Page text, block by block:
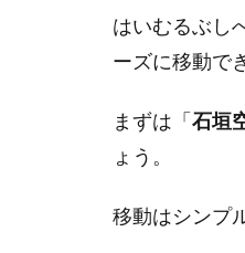
2
石
垣
港
か
浜
はいむるぶし
ーズに移動で
まずは「 石垣
ょう。
移動はシンプ